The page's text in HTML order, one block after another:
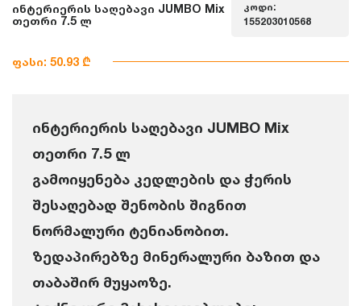
ინტერიერის საღებავი JUMBO Mix
თეთრი 7.5 ლ
კოდი:
155203010568
ფასი: 50.93 ₾
ინტერიერის საღებავი JUMBO Mix
თეთრი 7.5 ლ
გამოიყენება კედლების და ჭერის
შესაღებად შენობის შიგნით
ნორმალური ტენიანობით.
ზედაპირებზე მინერალური ბაზით და
თაბაშირ მუყაოზე.